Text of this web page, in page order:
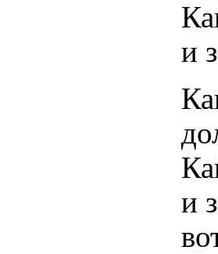
и
и